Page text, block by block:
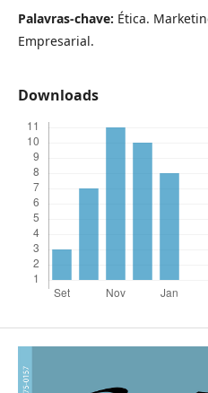
Palavras-chave: Ética.
Empresarial.
Downloads